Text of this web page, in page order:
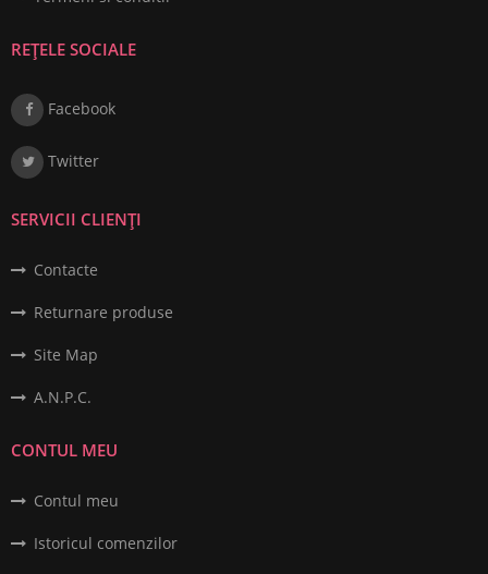
REȚELE SOCIALE
Facebook
Twitter
SERVICII CLIENȚI
Contacte
Returnare produse
Site Map
A.N.P.C.
CONTUL MEU
Contul meu
Istoricul comenzilor